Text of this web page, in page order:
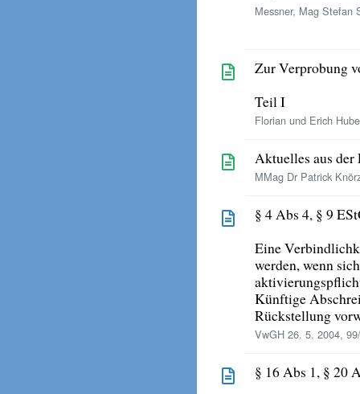
Messner, Mag Stefan
Zur Verprobung
Teil I
Florian und Erich
Aktuelles aus der
MMag Dr Patrick
§ 4 Abs 4, § 9
Eine
werden, wenn
Künftige
Rückstellung
VwGH 26. 5. 2004,
§ 16 Abs 1, § 20